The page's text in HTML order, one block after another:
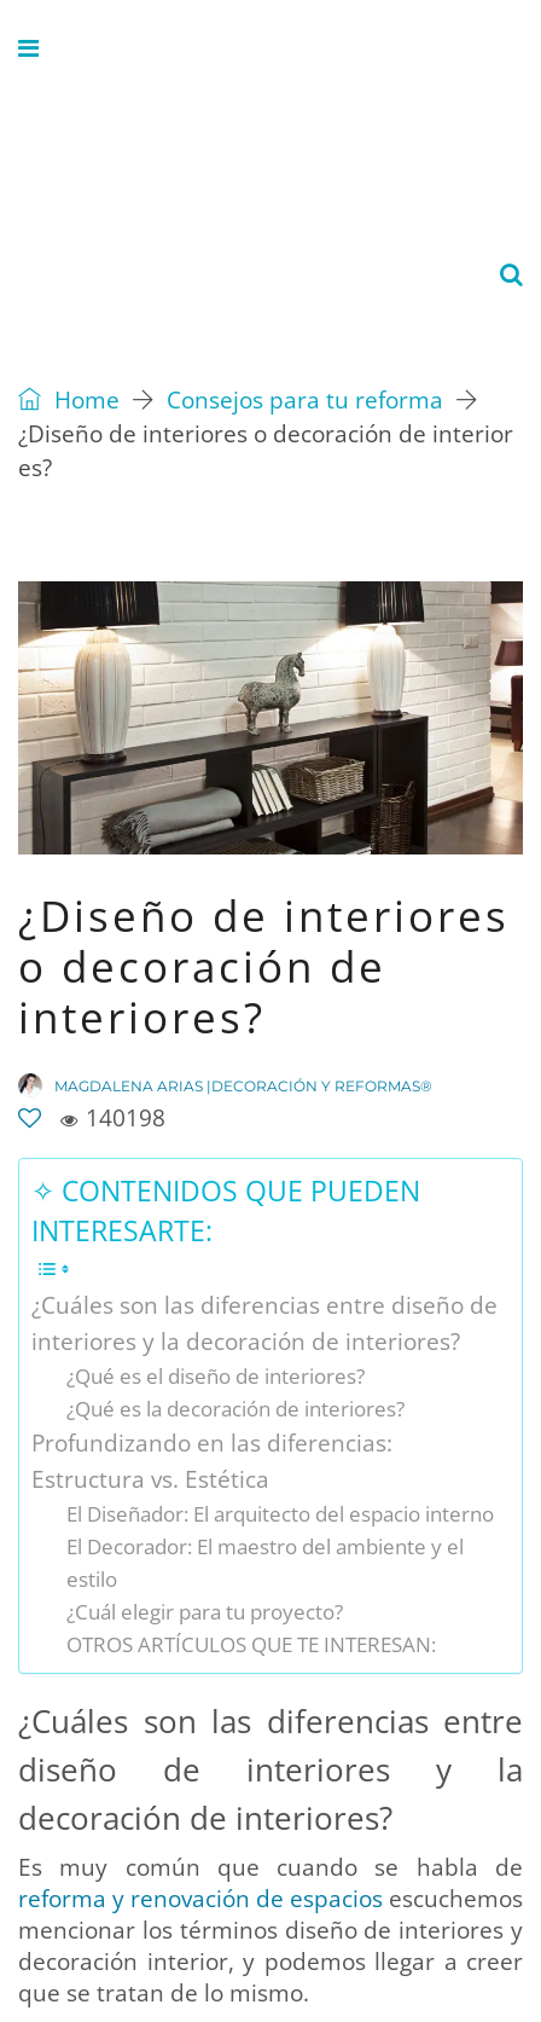
Home
Consejos para tu reforma
¿Diseño de interiores o decoración de interior
es?
¿Diseño de interiores
o decoración de
interiores?
MAGDALENA ARIAS |DECORACIÓN Y REFORMAS®
140198
✧ CONTENIDOS QUE PUEDEN
INTERESARTE:
¿Cuáles son las diferencias entre diseño de
interiores y la decoración de interiores?
¿Qué es el diseño de interiores?
¿Qué es la decoración de interiores?
Profundizando en las diferencias:
Estructura vs. Estética
El Diseñador: El arquitecto del espacio interno
El Decorador: El maestro del ambiente y el
estilo
¿Cuál elegir para tu proyecto?
OTROS ARTÍCULOS QUE TE INTERESAN:
¿Cuáles son las diferencias entre
diseño de interiores y la
decoración de interiores?
Es muy común que cuando se habla de
reforma y renovación de espacios escuchemos
mencionar los términos diseño de interiores y
decoración interior, y podemos llegar a creer
que se tratan de lo mismo.